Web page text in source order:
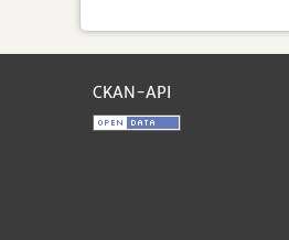
CKAN-API